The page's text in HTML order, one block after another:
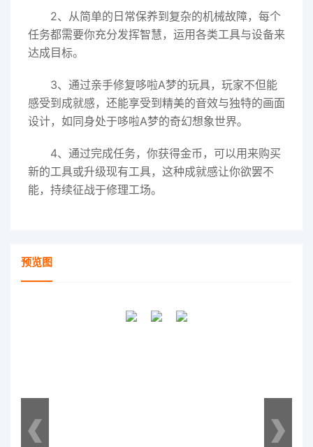
2、从简单的日常保养到复杂的机械故障，每个
任务都需要你充分发挥智慧，运用各类工具与设备来
达成目标。
3、通过亲手修复哆啦A梦的玩具，玩家不但能
感受到成就感，还能享受到精美的音效与独特的画面
设计，如同身处于哆啦A梦的奇幻想象世界。
4、通过完成任务，你获得金币，可以用来购买
新的工具或升级现有工具，这种成就感让你欲罢不
能，持续征战于修理工场。
预览图